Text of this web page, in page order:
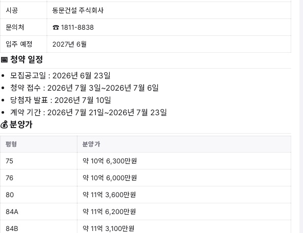
시공 동문건설 주식회사
문의처 ☎ 1811-8838
입주 예정 2027년 6월
📅 청약 일정
모집공고일 : 2026년 6월 23일
청약 접수 : 2026년 7월 3일~2026년 7월 6일
당첨자 발표 : 2026년 7월 10일
계약 기간 : 2026년 7월 21일~2026년 7월 23일
💰 분양가
평형 분양가
75 약 10억 6,300만원
76 약 10억 6,000만원
80 약 11억 3,600만원
84A 약 11억 6,200만원
84B 약 11억 3,100만원